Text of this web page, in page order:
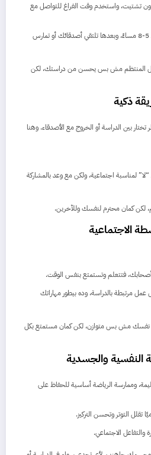
تشتيت، واستخدم وقت الفراغ للتواصل مع
على سبيل المثال، ممكن تذاكر من 5-8 مساءً، وبعدها تلتقي أصدقائك أو تمارس
المنتظم مش بس يحسن من دراستك، لكن
ذكية
بين الدراسة أو الخروج مع الأصدقاء. وهنا
لمناسبة اجتماعية، ولكن مع وعد بالمشاركة
كمان محترم لنفسك وللآخرين.
الاجتماعية
فتتعلم وتستمتع بنفس الوقت.
مرتبطة بالدراسة، وده بيطور مهاراتك
نفسك مش بس متوازن، لكن كمان مستمتع بكل
النفسية والجسدية
وممارسة الرياضة أساسية للحفاظ على
والتفاعل الاجتماعي.